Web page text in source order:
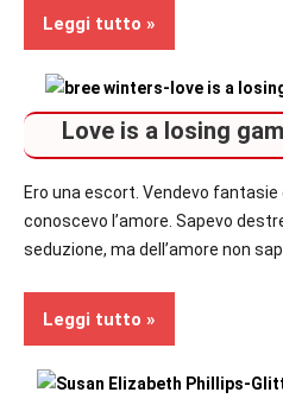
Leggi tutto
Romance
Recensioni
Love is a losing
Ero una escort. Vendevo
conoscevo l’amore. Sapevo
seduzione, ma dell’amore non
Leggi tutto